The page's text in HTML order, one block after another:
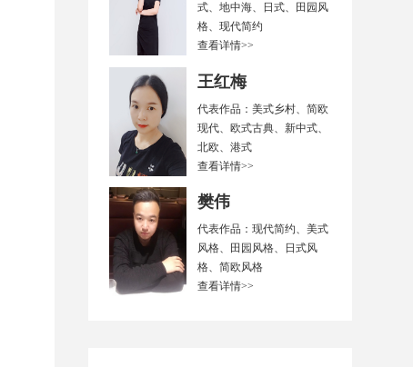
式、地中海、日式、田园风
格、现代简约
查看详情>>
王红梅
代表作品：美式乡村、简欧
现代、欧式古典、新中式、
北欧、港式
查看详情>>
樊伟
代表作品：现代简约、美式
风格、田园风格、日式风
格、简欧风格
查看详情>>